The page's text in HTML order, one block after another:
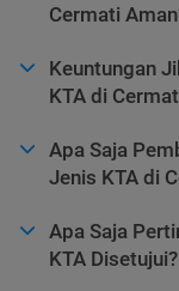
Cermati
Keuntungan
KTA di
Apa Saja
Jenis KTA di
Apa Saja
KTA Disetujui?